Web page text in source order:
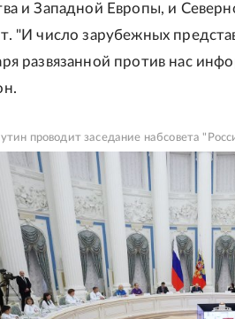
и Западной Европы, и
"И число зарубежных
развязанной против нас
проводит заседание набсовета